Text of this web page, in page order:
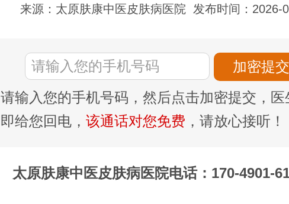
来源：太原肤康中医皮肤病医院 发布时间：2026-
请输入您的手机号码，然后点击加密提交，医
即给您回电， 该通话对您免费 ，请放心接听！
太原肤康中医皮肤病医院电话：170-4901-